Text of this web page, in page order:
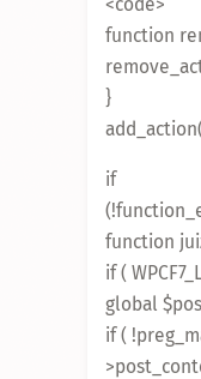
function
}
if
function
if (
global
if (